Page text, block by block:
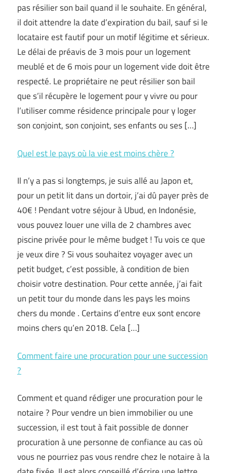
pas résilier son bail quand il le souhaite. En général,
il doit attendre la date d’expiration du bail, sauf si le
locataire est fautif pour un motif légitime et sérieux.
Le délai de préavis de 3 mois pour un logement
meublé et de 6 mois pour un logement vide doit être
respecté. Le propriétaire ne peut résilier son bail
que s’il récupère le logement pour y vivre ou pour
l’utiliser comme résidence principale pour y loger
son conjoint, son conjoint, ses enfants ou ses […]
Quel est le pays où la vie est moins chère ?
Il n’y a pas si longtemps, je suis allé au Japon et,
pour un petit lit dans un dortoir, j’ai dû payer près de
40€ ! Pendant votre séjour à Ubud, en Indonésie,
vous pouvez louer une villa de 2 chambres avec
piscine privée pour le même budget ! Tu vois ce que
je veux dire ? Si vous souhaitez voyager avec un
petit budget, c’est possible, à condition de bien
choisir votre destination. Pour cette année, j’ai fait
un petit tour du monde dans les pays les moins
chers du monde . Certains d’entre eux sont encore
moins chers qu’en 2018. Cela […]
Comment faire une procuration pour une succession
?
Comment et quand rédiger une procuration pour le
notaire ? Pour vendre un bien immobilier ou une
succession, il est tout à fait possible de donner
procuration à une personne de confiance au cas où
vous ne pourriez pas vous rendre chez le notaire à la